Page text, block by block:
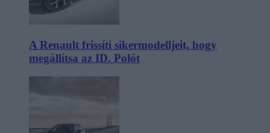
A Renault frissíti sikermodelljeit, hogy
megállítsa az ID. Polót